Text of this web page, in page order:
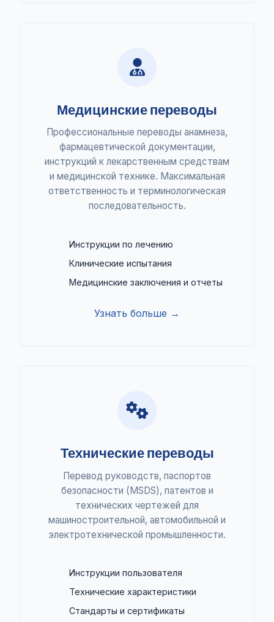
Медицинские переводы
Профессиональные переводы анамнеза,
фармацевтической документации,
инструкций к лекарственным средствам
и медицинской технике. Максимальная
ответственность и терминологическая
последовательность.
Инструкции по лечению
Клинические испытания
Медицинские заключения и отчеты
Узнать больше →
Технические переводы
Перевод руководств, паспортов
безопасности (MSDS), патентов и
технических чертежей для
машиностроительной, автомобильной и
электротехнической промышленности.
Инструкции пользователя
Технические характеристики
Стандарты и сертификаты